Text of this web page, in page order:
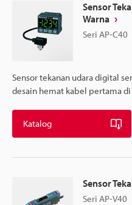
Sensor
Warna
Seri AP-C40
Sensor tekanan udara digital
desain hemat kabel pertama
Katalog
Sensor
Seri AP-V40